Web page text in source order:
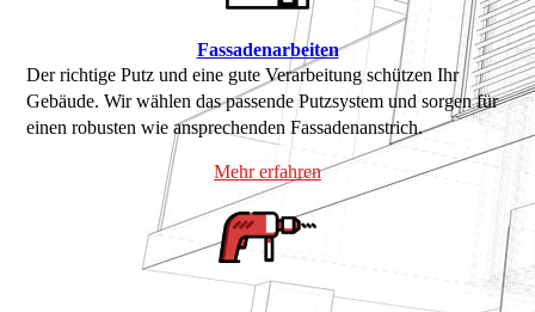
Fassadenarbeiten
Der richtige Putz und eine gute Verarbeitung schüt­zen Ihr
Gebäude. Wir wählen das pas­sen­de Putzsystem und sorgen für
einen robusten wie ansprechenden Fassadenanstrich.
Mehr erfahren